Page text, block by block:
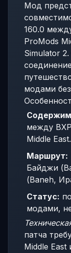
Мод
160.0
ProMods
Simulator
модами
между
Middle East.
Маршрут:
Байджи
(Baneh,
Статус:
модами,
патча
Middle